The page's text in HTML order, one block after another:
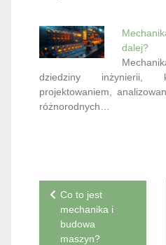
dalej?
dziedziny
projektowaniem,
różnorodnych…
Nawigacja
wpisu
Co to jest
mechanika i
budowa
maszyn?